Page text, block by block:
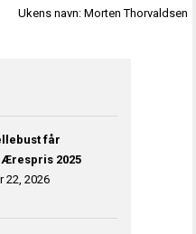
Ukens navn: Morten Thorvaldsen
får
Ærespris 2025
22, 2026